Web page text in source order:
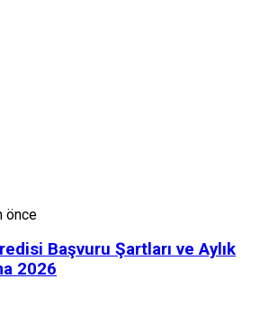
önce
Başvuru Şartları ve Aylık
2026